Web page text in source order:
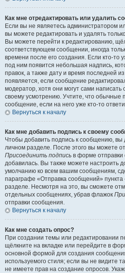
Как мне отредактировать или удалить
Если вы не являетесь администратором
вы можете редактировать и удалять
Вы можете перейти к редактированию,
соответствующем сообщении, иногда
времени после его создания. Если кто-то
под ним появится небольшая надпись,
правок, а также дату и время последней
появляется, если сообщение
модератор, хотя они могут сами
своему усмотрению. Учтите, что обычные
сообщение, если на него уже кто-то
Вернуться к началу
Как мне добавить подпись к своему
Чтобы добавить подпись к сообщению, вы
личном разделе. После этого вы можете
Присоединить подпись в форме
добавилась. Вы также можете настроить
умолчанию ко всем вашим сообщениям,
параграфе «Отправка сообщений»
разделе. Несмотря на это, вы сможете
отдельных сообщениях, убрав флажок
отправки сообщения.
Вернуться к началу
Как мне создать опрос?
При создании темы или редактировании
щёлкните на вкладке или перейдите в
основной формой для создания
используемого стиля; если вы не видите
не имеете прав на создание опросов.